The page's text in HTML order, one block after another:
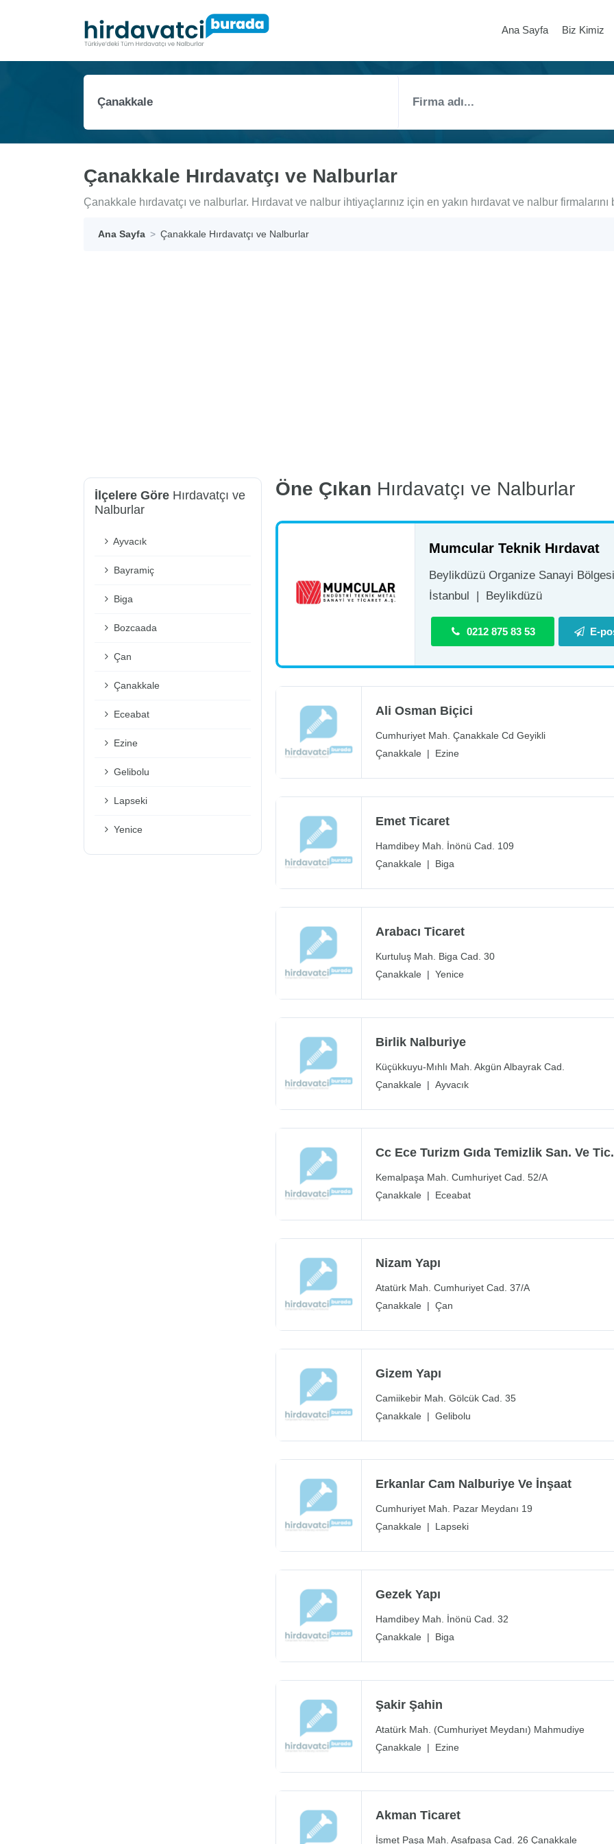
Ana Sayfa Biz Kimiz
Çanakkale Hırdavatçı ve Nalburlar
Çanakkale hırdavatçı ve nalburlar. Hırdavat ve nalbur ihtiyaçlarınız için en yakın hırdavat ve nalbur
Ana Sayfa Çanakkale Hırdavatçı ve Nalburlar
İlçelere Göre Hırdavatçı ve
Nalburlar
Ayvacık
Bayramiç
Biga
Bozcaada
Çan
Çanakkale
Eceabat
Ezine
Gelibolu
Lapseki
Yenice
Öne Çıkan Hırdavatçı ve Nalburlar
Mumcular Teknik Hırdavat
Beylikdüzü Organize Sanayi
İstanbul
Beylikdüzü
0212 875 83 53 E-
Ali Osman Biçici
Cumhuriyet Mah. Çanakkale Cd Geyikli
Çanakkale | Ezine
Emet Ticaret
Hamdibey Mah. İnönü Cad. 109
Çanakkale | Biga
Arabacı Ticaret
Kurtuluş Mah. Biga Cad. 30
Çanakkale | Yenice
Birlik Nalburiye
Küçükkuyu-Mıhlı Mah. Akgün Albayrak Cad.
Çanakkale | Ayvacık
Cc Ece Turizm Gıda Temizlik San. Ve
Kemalpaşa Mah. Cumhuriyet Cad. 52/A
Çanakkale | Eceabat
Nizam Yapı
Atatürk Mah. Cumhuriyet Cad. 37/A
Çanakkale | Çan
Gizem Yapı
Camiikebir Mah. Gölcük Cad. 35
Çanakkale | Gelibolu
Erkanlar Cam Nalburiye Ve İnşaat
Cumhuriyet Mah. Pazar Meydanı 19
Çanakkale | Lapseki
Gezek Yapı
Hamdibey Mah. İnönü Cad. 32
Çanakkale | Biga
Şakir Şahin
Atatürk Mah. (Cumhuriyet Meydanı) Mahmudiye
Çanakkale | Ezine
Akman Ticaret
İsmet Paşa Mah. Asafpaşa Cad. 26 Çanakkale